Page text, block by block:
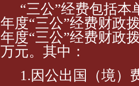
“三公”经费包括本
年度“三公”经费财政
年度“三公”经费财政
万元。其中：
1.因公出国（境）